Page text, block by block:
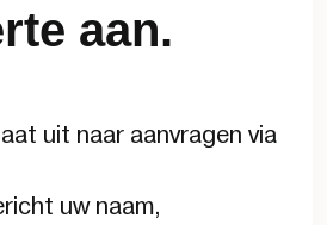
aan.
uit naar aanvragen via
uw naam,